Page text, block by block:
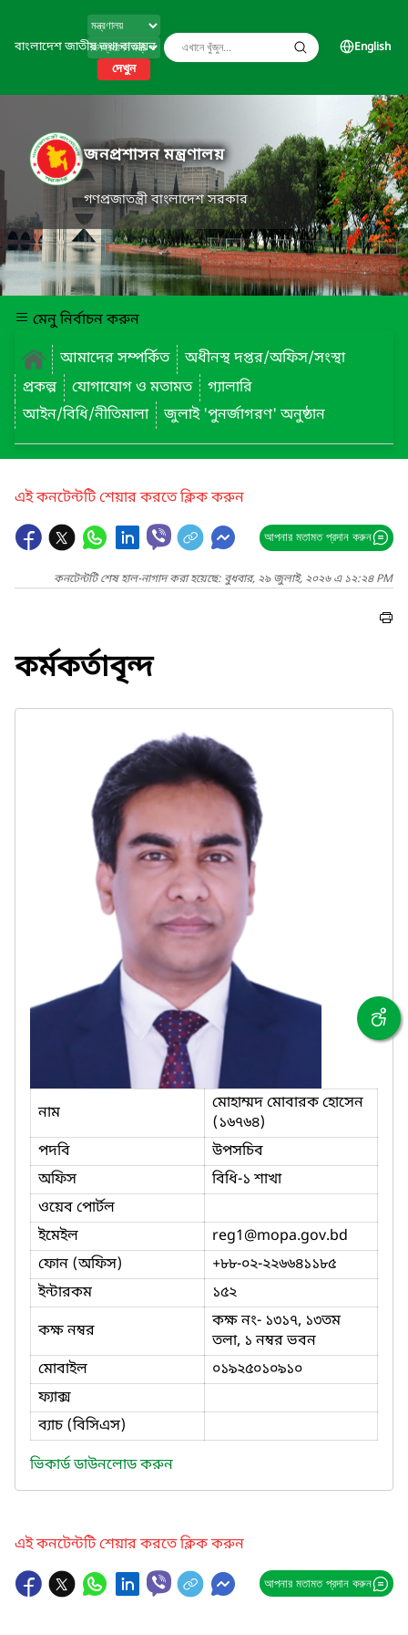
বাংলাদেশ জাতীয় তথ্য বাতায়ন
দেখুন
English
জনপ্রশাসন মন্ত্রণালয়
গণপ্রজাতন্ত্রী বাংলাদেশ সরকার
মেনু নির্বাচন করুন
আমাদের সম্পর্কিত
অধীনস্থ দপ্তর/অফিস/সংস্থা
প্রকল্প
যোগাযোগ ও মতামত
গ্যালারি
আইন/বিধি/নীতিমালা
জুলাই 'পুনর্জাগরণ' অনুষ্ঠান
এই কনটেন্টটি শেয়ার করতে ক্লিক করুন
আপনার মতামত প্রদান করুন
কনটেন্টটি শেষ হাল-নাগাদ করা হয়েছে: বুধবার, ২৯ জুলাই, ২০২৬ এ ১২:২৪ PM
কর্মকর্তাবৃন্দ
নাম
মোহাম্মদ মোবারক হোসেন
(১৬৭৬৪)
পদবি
উপসচিব
অফিস
বিধি-১ শাখা
ওয়েব পোর্টল
ইমেইল
reg1@mopa.gov.bd
ফোন (অফিস)
+৮৮-০২-২২৬৬৪১১৮৫
ইন্টারকম
১৫২
কক্ষ নম্বর
কক্ষ নং- ১৩১৭, ১৩তম
তলা, ১ নম্বর ভবন
মোবাইল
০১৯২৫০১০৯১০
ফ্যাক্স
ব্যাচ (বিসিএস)
ভিকার্ড ডাউনলোড করুন
এই কনটেন্টটি শেয়ার করতে ক্লিক করুন
আপনার মতামত প্রদান করুন